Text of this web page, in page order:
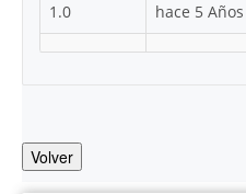
1.0
hace 5 Años
Volver